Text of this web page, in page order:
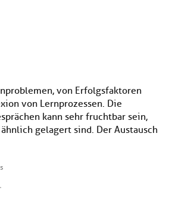
von Erfolgsfaktoren
von Lernprozessen. Die
kann sehr fruchtbar sein,
gelagert sind. Der Austausch